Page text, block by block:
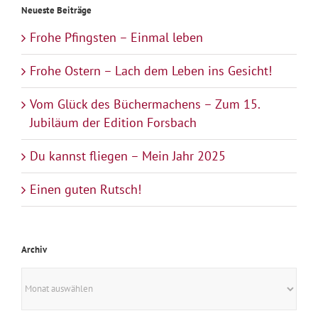
Neueste Beiträge
Frohe Pfingsten – Einmal leben
Frohe Ostern – Lach dem Leben ins Gesicht!
Vom Glück des Büchermachens – Zum 15.
Jubiläum der Edition Forsbach
Du kannst fliegen – Mein Jahr 2025
Einen guten Rutsch!
Archiv